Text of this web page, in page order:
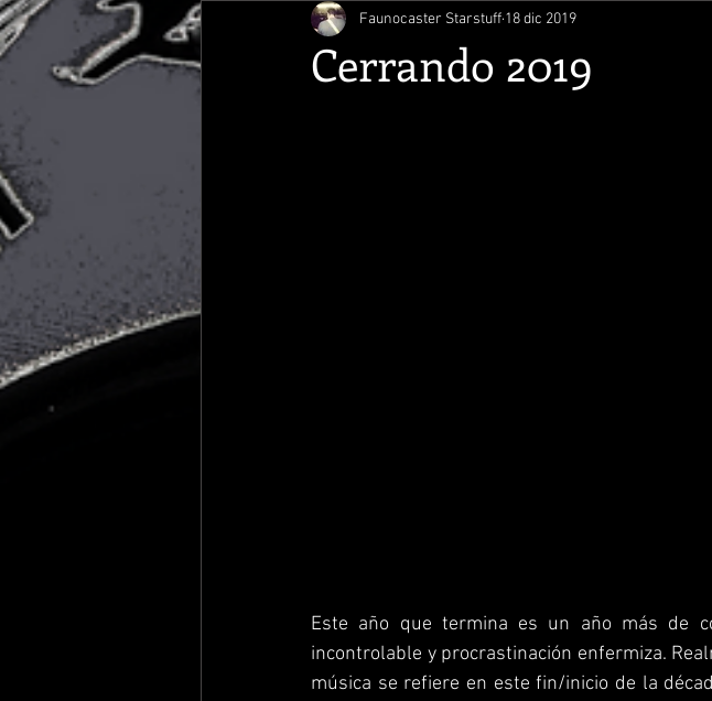
Prensa
Cerrando 2019
Faunocaster Starstuff 18 dic 2019
Este año que termina es un año más de
incontrolable y procrastinación enfermiza.
música se refiere en este fin/inicio de la